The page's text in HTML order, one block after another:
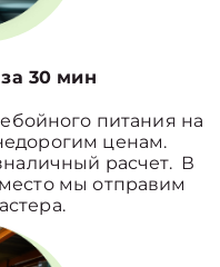
30 мин
питания на
ценам.
расчет. В
мы отправим